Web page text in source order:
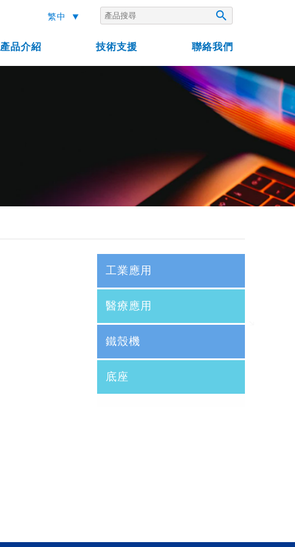

繁中
產品介紹 技術支援 聯絡我們
工業應用
醫療應用
鐵殼機
底座